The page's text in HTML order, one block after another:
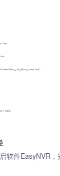
软件EasyNVR，